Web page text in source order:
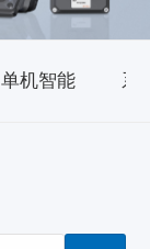
单机智能 系